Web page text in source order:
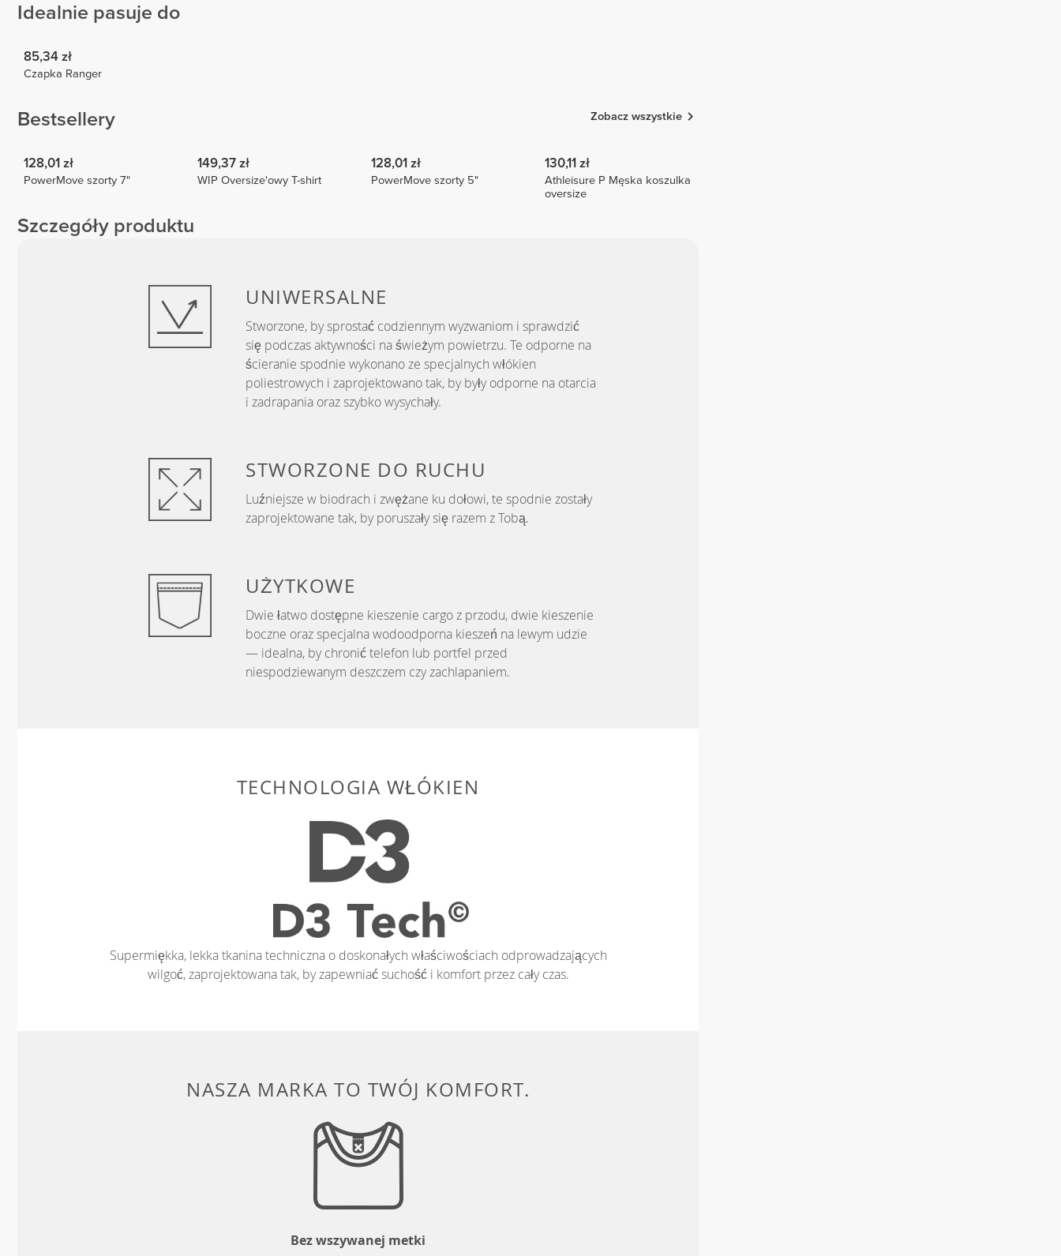
Idealnie pasuje do
85,34 zł
Czapka Ranger
Bestsellery Zobacz wszystkie
128,01 zł
PowerMove szorty 7"
149,37 zł
WIP Oversize'owy T-shirt
128,01 zł
PowerMove szorty 5"
130,11 zł
Athleisure P Męska koszulka
oversize
Szczegóły produktu
UNIWERSALNE
Stworzone, by sprostać codziennym wyzwaniom i sprawdzić
się podczas aktywności na świeżym powietrzu. Te odporne na
ścieranie spodnie wykonano ze specjalnych włókien
poliestrowych i zaprojektowano tak, by były odporne na otarcia
i zadrapania oraz szybko wysychały.
STWORZONE DO RUCHU
Luźniejsze w biodrach i zwężane ku dołowi, te spodnie zostały
zaprojektowane tak, by poruszały się razem z Tobą.
UŻYTKOWE
Dwie łatwo dostępne kieszenie cargo z przodu, dwie kieszenie
boczne oraz specjalna wodoodporna kieszeń na lewym udzie
— idealna, by chronić telefon lub portfel przed
niespodziewanym deszczem czy zachlapaniem.
TECHNOLOGIA WŁÓKIEN
Supermiękka, lekka tkanina techniczna o doskonałych właściwościach odprowadzających
wilgoć, zaprojektowana tak, by zapewniać suchość i komfort przez cały czas.
NASZA MARKA TO TWÓJ KOMFORT.
Bez wszywanej metki